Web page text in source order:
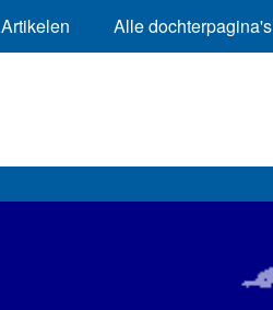
Artikelen Alle dochterpagina's